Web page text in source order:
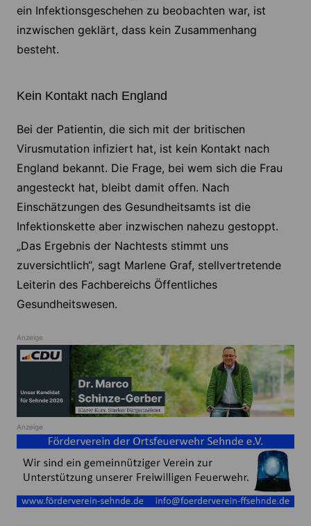
ein Infektionsgeschehen zu beobachten war, ist
inzwischen geklärt, dass kein Zusammenhang
besteht.
Kein Kontakt nach England
Bei der Patientin, die sich mit der britischen
Virusmutation infiziert hat, ist kein Kontakt nach
England bekannt. Die Frage, bei wem sich die Frau
angesteckt hat, bleibt damit offen. Nach
Einschätzungen des Gesundheitsamts ist die
Infektionskette aber inzwischen nahezu gestoppt.
„Das Ergebnis der Nachtests stimmt uns
zuversichtlich“, sagt Marlene Graf, stellvertretende
Leiterin des Fachbereichs Öffentliches
Gesundheitswesen.
Anzeige
Anzeige